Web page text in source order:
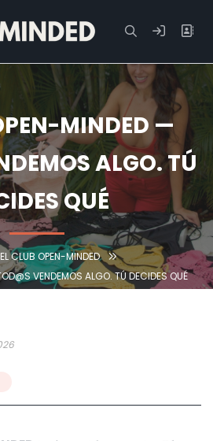
MINDED —
ALGO. TÚ
QUÉ
EL CLUB OPEN-MINDED
VENDEMOS ALGO. TÚ DECIDES QUÉ